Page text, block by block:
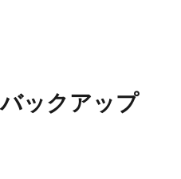
ックアップ